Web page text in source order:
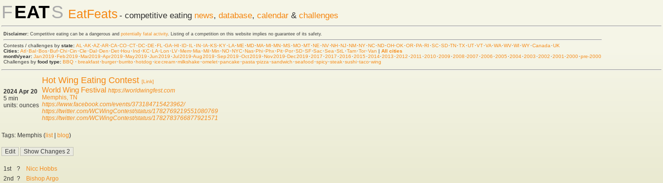
FEATS EatFeats - competitive eating news, database, calendar & challenges
Disclaimer: Competitive eating can be a dangerous and potentially fatal activity. Listing of a competition on this website implies no guarantee of its safety.
Contests / challenges by state: AL ·AK ·AZ·AR·CA·CO·CT·DC·DE ·FL ·GA·HI ·ID·IL ·IN·IA·KS·KY·LA·ME ·MD·MA·MI·MN·MS·MO·MT·NE ·NV·NH·NJ·NM·NY·NC·ND·OH·OK ·OR·PA·RI ·SC·SD·TN·TX ·UT·VT·VA·WA·WV·WI ·WY·Canada ·UK
Cities: Atl·Bal·Bos·Buf·Chi·Cin ·Cle ·Dal·Den ·Det·Hou ·Ind ·KC·LA·Lon ·LV·Mem·Mia ·Mil·Min ·NO·NYC·Nas·Phi·Phx·Pit·Por·SD·SF·Sac·Sea ·StL ·Tam·Tor·Van | All cities
month/year: Jan 2019 ·Feb 2019 ·Mar 2019 ·Apr 2019 ·May 2019 ·Jun 2019 ·Jul 2019·Aug 2019 ·Sep 2019 ·Oct 2019 ·Nov 2019·Dec 2019 ·2017 ·2017 ·2016 ·2015 ·2014·2013 ·2012 ·2011 ·2010·2009 ·2008 ·2007 ·2006 ·2005 ·2004·2003 ·2002 ·2001 ·2000·pre-2000
Challenges by food type: BBQ · breakfast·burger·burrito·hot dog ·ice cream·milkshake ·omelet·pancake ·pasta ·pizza ·sandwich ·seafood ·spicy·steak·sushi·taco·wing
2024 Apr 20
5 min
units: ounces
Hot Wing Eating Contest [Link]
World Wing Festival https://worldwingfest.com
Memphis, TN
https://www.facebook.com/events/373184715423962/
https://twitter.com/WCWingContest/status/1782769219551080769
https://twitter.com/WCWingContest/status/1782783766877921571
Tags: Memphis ( list| blog)
1st ?
Nicc Hobbs
2nd ? Bishop Argo